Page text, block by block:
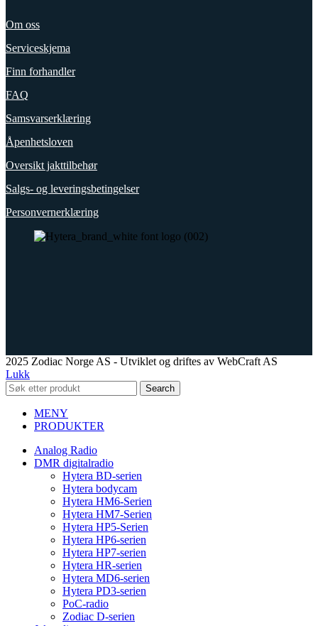
Om oss
Serviceskjema
Finn forhandler
FAQ
Samsvarserklæring
Åpenhetsloven
Oversikt jakttilbehør
Salgs- og leveringsbetingelser
Personvernerklæring
2025 Zodiac Norge AS - Utviklet og driftes av WebCraft AS
Lukk
Search
MENY
PRODUKTER
Analog Radio
DMR digitalradio
Hytera BD-serien
Hytera bodycam
Hytera HM6-Serien
Hytera HM7-Serien
Hytera HP5-Serien
Hytera HP6-serien
Hytera HP7-serien
Hytera HR-serien
Hytera MD6-serien
Hytera PD3-serien
PoC-radio
Zodiac D-serien